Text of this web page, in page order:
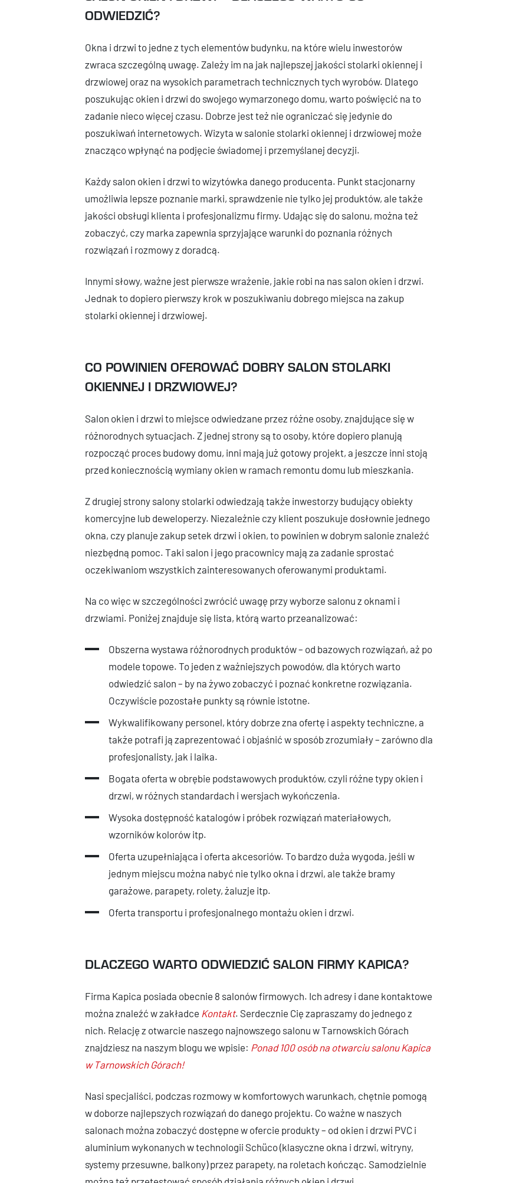
ODWIEDZIĆ?
Okna i drzwi to jedne z tych elementów budynku, na które wielu inwestorów
zwraca szczególną uwagę. Zależy im na jak najlepszej jakości stolarki okiennej i
drzwiowej oraz na wysokich parametrach technicznych tych wyrobów. Dlatego
poszukując okien i drzwi do swojego wymarzonego domu, warto poświęcić na to
zadanie nieco więcej czasu. Dobrze jest też nie ograniczać się jedynie do
poszukiwań internetowych. Wizyta w salonie stolarki okiennej i drzwiowej może
znacząco wpłynąć na podjęcie świadomej i przemyślanej decyzji.
Każdy salon okien i drzwi to wizytówka danego producenta. Punkt stacjonarny
umożliwia lepsze poznanie marki, sprawdzenie nie tylko jej produktów, ale także
jakości obsługi klienta i profesjonalizmu firmy. Udając się do salonu, można też
zobaczyć, czy marka zapewnia sprzyjające warunki do poznania różnych
rozwiązań i rozmowy z doradcą.
Innymi słowy, ważne jest pierwsze wrażenie, jakie robi na nas salon okien i drzwi.
Jednak to dopiero pierwszy krok w poszukiwaniu dobrego miejsca na zakup
stolarki okiennej i drzwiowej.
CO POWINIEN OFEROWAĆ DOBRY SALON STOLARKI
OKIENNEJ I DRZWIOWEJ?
Salon okien i drzwi to miejsce odwiedzane przez różne osoby, znajdujące się w
różnorodnych sytuacjach. Z jednej strony są to osoby, które dopiero planują
rozpocząć proces budowy domu, inni mają już gotowy projekt, a jeszcze inni stoją
przed koniecznością wymiany okien w ramach remontu domu lub mieszkania.
Z drugiej strony salony stolarki odwiedzają także inwestorzy budujący obiekty
komercyjne lub deweloperzy. Niezależnie czy klient poszukuje dosłownie jednego
okna, czy planuje zakup setek drzwi i okien, to powinien w dobrym salonie znaleźć
niezbędną pomoc. Taki salon i jego pracownicy mają za zadanie sprostać
oczekiwaniom wszystkich zainteresowanych oferowanymi produktami.
Na co więc w szczególności zwrócić uwagę przy wyborze salonu z oknami i
drzwiami. Poniżej znajduje się lista, którą warto przeanalizować:
Obszerna wystawa różnorodnych produktów – od bazowych rozwiązań, aż po
modele topowe. To jeden z ważniejszych powodów, dla których warto
odwiedzić salon – by na żywo zobaczyć i poznać konkretne rozwiązania.
Oczywiście pozostałe punkty są równie istotne.
Wykwalifikowany personel, który dobrze zna ofertę i aspekty techniczne, a
także potrafi ją zaprezentować i objaśnić w sposób zrozumiały – zarówno dla
profesjonalisty, jak i laika.
Bogata oferta w obrębie podstawowych produktów, czyli różne typy okien i
drzwi, w różnych standardach i wersjach wykończenia.
Wysoka dostępność katalogów i próbek rozwiązań materiałowych,
wzorników kolorów itp.
Oferta uzupełniająca i oferta akcesoriów. To bardzo duża wygoda, jeśli w
jednym miejscu można nabyć nie tylko okna i drzwi, ale także bramy
garażowe, parapety, rolety, żaluzje itp.
Oferta transportu i profesjonalnego montażu okien i drzwi.
DLACZEGO WARTO ODWIEDZIĆ SALON FIRMY KAPICA?
Firma Kapica posiada obecnie 8 salonów firmowych. Ich adresy i dane kontaktowe
można znaleźć w zakładce Kontakt. Serdecznie Cię zapraszamy do jednego z
nich. Relację z otwarcie naszego najnowszego salonu w Tarnowskich Górach
znajdziesz na naszym blogu we wpisie: Ponad 100 osób na otwarciu salonu Kapica
w Tarnowskich Górach!
Nasi specjaliści, podczas rozmowy w komfortowych warunkach, chętnie pomogą
w doborze najlepszych rozwiązań do danego projektu. Co ważne w naszych
salonach można zobaczyć dostępne w ofercie produkty – od okien i drzwi PVC i
aluminium wykonanych w technologii Schüco (klasyczne okna i drzwi, witryny,
systemy przesuwne, balkony) przez parapety, na roletach kończąc. Samodzielnie